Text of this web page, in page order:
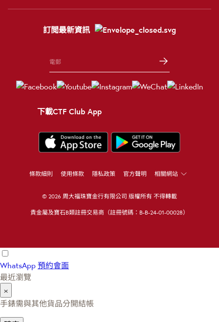
訂閲最新資訊
下載CTF Club App
條款細則 使用條款 隱私政策 官方聲明 相關網站
© 2026 周大福珠寶金行有限公司 版權所有 不得轉載
貴金屬及寶石B類註冊交易商（註冊號碼：B-B-24-01-00028）
WhatsApp 預約會面
最近瀏覽
×
手錶需與其他貨品分開結帳